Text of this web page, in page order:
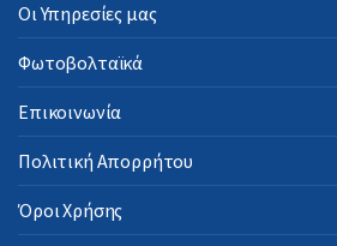
Οι Υπηρεσίες μας
Φωτοβολταϊκά
Επικοινωνία
Πολιτική Απορρήτου
Όροι Χρήσης